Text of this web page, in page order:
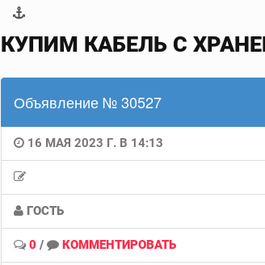
КУПИМ КАБЕЛЬ С
Объявление № 30527
16 МАЯ 2023 Г. В 14:13
ГОСТЬ
0 / КОММЕНТИРОВАТЬ